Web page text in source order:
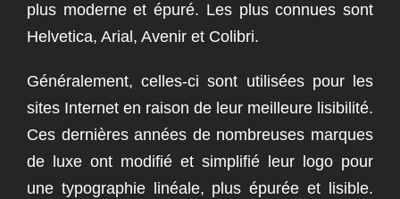
plus moderne et épuré. Les plus connues sont
Helvetica, Arial, Avenir et Colibri.
Généralement, celles-ci sont utilisées pour les
sites Internet en raison de leur meilleure lisibilité.
Ces dernières années de nombreuses marques
de luxe ont modifié et simplifié leur logo pour
une typographie linéale, plus épurée et lisible.